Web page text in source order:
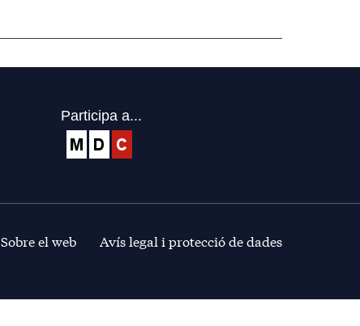
Participa a...
Sobre el web Avís legal i protecció de dades